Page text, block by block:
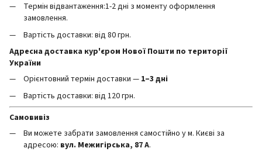
Термін відвантаження:1-2 дні з моменту оформлення
замовлення.
Вартість доставки: від 80 грн.
Адресна доставка кур'єром Нової Пошти по території
України
Орієнтовний термін доставки — 1–3 дні
Вартість доставки: від 120 грн.
Самовивіз
Ви можете забрати замовлення самостійно у м. Києві за
адресою: вул. Межигірська, 87 А.